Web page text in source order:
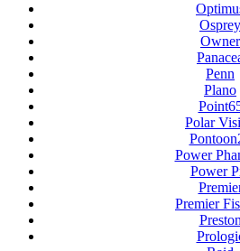
Osprey
Owner
Penn
Plano
Polar
Power
Power
Premier
Preston